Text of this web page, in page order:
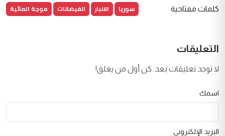
كلمات مفتاحية سوريا الانبار الفيضانات موجة المائية
التعليقات
لا توجد تعليقات بعد. كن أول من يعلق!
اسمك
البريد الإلكتروني